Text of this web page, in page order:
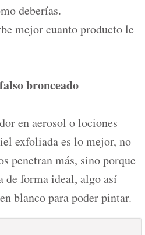
deberías.
mejor cuanto producto le
bronceado
en aerosol o lociones
exfoliada es lo mejor, no
penetran más, sino porque
de forma ideal, algo así
blanco para poder pintar.